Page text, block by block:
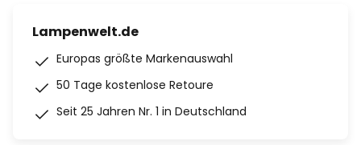
Lampenwelt.de
Europas größte Markenauswahl
50 Tage kostenlose Retoure
Seit 25 Jahren Nr. 1 in Deutschland